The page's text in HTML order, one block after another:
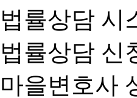
법률상담 시
법률상담 신
마을변호사